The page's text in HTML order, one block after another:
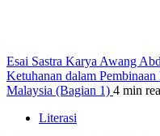
Esai Sastra Karya Awang
Ketuhanan dalam
Malaysia (Bagian 1) 4 min
Literasi